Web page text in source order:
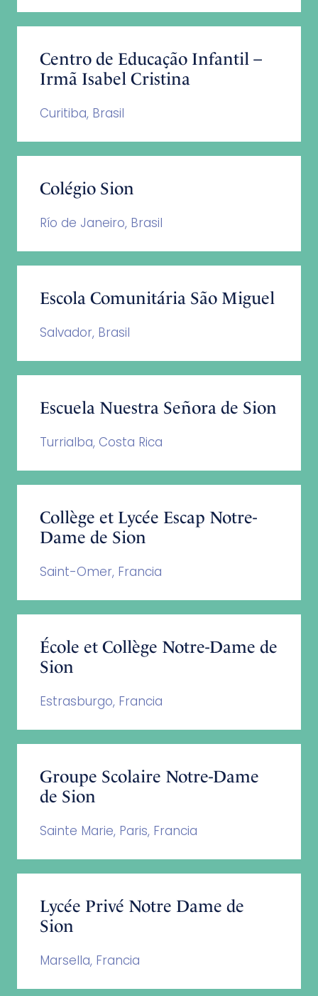
Centro de Educação Infantil –
Irmã Isabel Cristina
Curitiba, Brasil
Colégio Sion
Río de Janeiro, Brasil
Escola Comunitária São Miguel
Salvador, Brasil
Escuela Nuestra Señora de Sion
Turrialba, Costa Rica
Collège et Lycée Escap Notre-
Dame de Sion
Saint-Omer, Francia
École et Collège Notre-Dame de
Sion
Estrasburgo, Francia
Groupe Scolaire Notre-Dame
de Sion
Sainte Marie, Paris, Francia
Lycée Privé Notre Dame de
Sion
Marsella, Francia